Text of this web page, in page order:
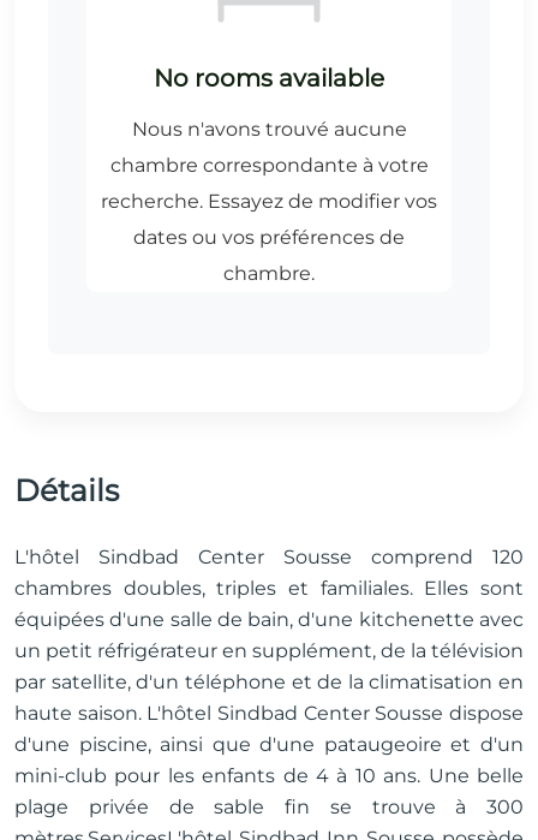
Détails
L'hôtel Sindbad Center Sousse comprend 120
chambres doubles, triples et familiales. Elles sont
équipées d'une salle de bain, d'une kitchenette avec
un petit réfrigérateur en supplément, de la télévision
par satellite, d'un téléphone et de la climatisation en
haute saison. L'hôtel Sindbad Center Sousse dispose
d'une piscine, ainsi que d'une pataugeoire et d'un
mini-club pour les enfants de 4 à 10 ans. Une belle
plage privée de sable fin se trouve à 300